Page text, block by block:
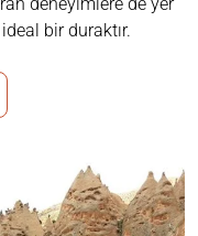
bir duraktır.